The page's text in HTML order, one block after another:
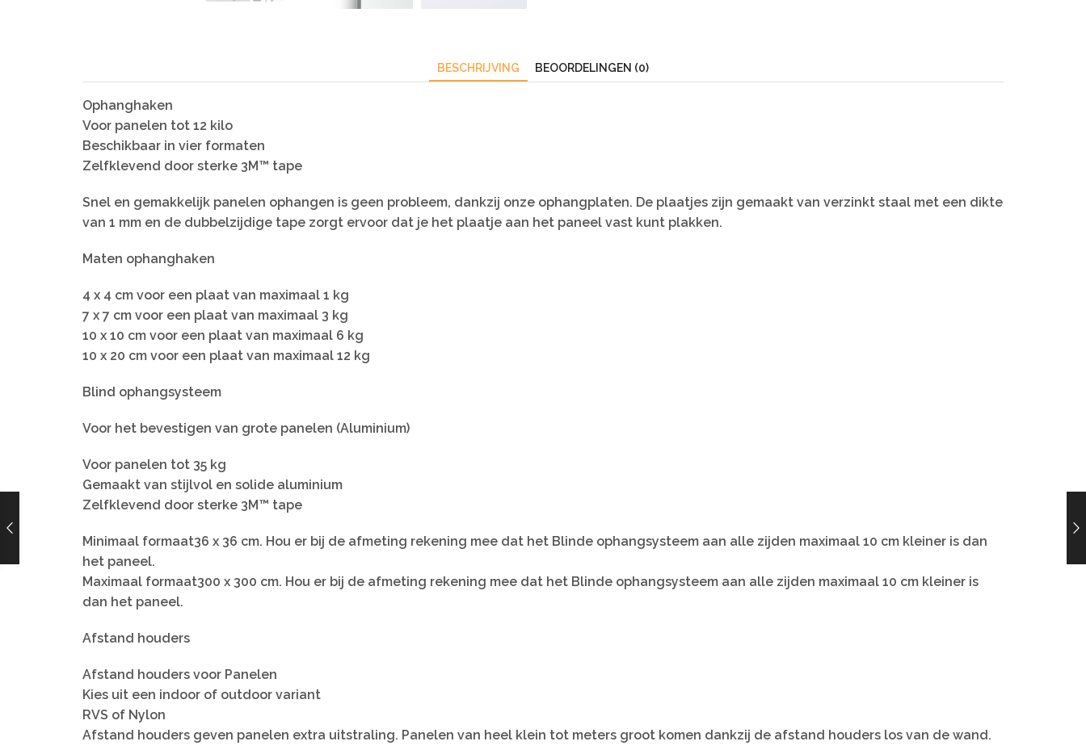
BESCHRIJVING BEOORDELINGEN (0)
Ophanghaken
Voor panelen tot 12 kilo
Beschikbaar in vier formaten
Zelfklevend door sterke 3M™ tape
Snel en gemakkelijk panelen ophangen is geen probleem, dankzij onze ophangplaten. De plaatjes zijn gemaakt van verzinkt staal met een dikte
van 1 mm en de dubbelzijdige tape zorgt ervoor dat je het plaatje aan het paneel vast kunt plakken.
Maten ophanghaken
4 x 4 cm voor een plaat van maximaal 1 kg
7 x 7 cm voor een plaat van maximaal 3 kg
10 x 10 cm voor een plaat van maximaal 6 kg
10 x 20 cm voor een plaat van maximaal 12 kg
Blind ophangsysteem
Voor het bevestigen van grote panelen (Aluminium)
Voor panelen tot 35 kg
Gemaakt van stijlvol en solide aluminium
Zelfklevend door sterke 3M™ tape
Minimaal formaat36 x 36 cm. Hou er bij de afmeting rekening mee dat het Blinde ophangsysteem aan alle zijden maximaal 10 cm kleiner is dan
het paneel.
Maximaal formaat300 x 300 cm. Hou er bij de afmeting rekening mee dat het Blinde ophangsysteem aan alle zijden maximaal 10 cm kleiner is
dan het paneel.
Afstand houders
Afstand houders voor Panelen
Kies uit een indoor of outdoor variant
RVS of Nylon
Afstand houders geven panelen extra uitstraling. Panelen van heel klein tot meters groot komen dankzij de afstand houders los van de wand.